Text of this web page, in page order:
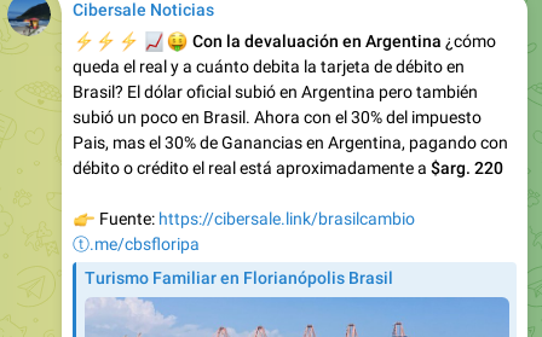
Cibersale Noticias
Con la devaluación en Argentina ¿cómo
queda el real y a cuánto debita la tarjeta de débito en
Brasil? El dólar oficial subió en Argentina pero también
subió un poco en Brasil. Ahora con el 30% del impuesto
Pais, mas el 30% de Ganancias en Argentina, pagando con
débito o crédito el real está aproximadamente a $arg. 220
Fuente: https://cibersale.link/brasilcambio
ⓣ.me/cbsfloripa
Turismo Familiar en Florianópolis Brasil